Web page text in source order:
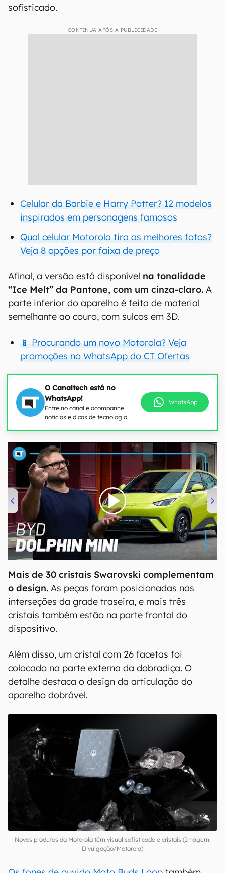
sofisticado.
CONTINUA APÓS A PUBLICIDADE
Celular da Barbie e Harry Potter? 12 modelos
inspirados em personagens famosos
Qual celular Motorola tira as melhores fotos?
Veja 8 opções por faixa de preço
Afinal, a versão está disponível na tonalidade
“Ice Melt” da Pantone, com um cinza-claro. A
parte inferior do aparelho é feita de material
semelhante ao couro, com sulcos em 3D.
📱 Procurando um novo Motorola? Veja
promoções no WhatsApp do CT Ofertas
O Canaltech está no
WhatsApp!
Entre no canal e acompanhe
notícias e dicas de tecnologia
WhatsApp
00:00/04:07
Mais de 30 cristais Swarovski complementam
o design. As peças foram posicionadas nas
interseções da grade traseira, e mais três
cristais também estão na parte frontal do
dispositivo.
Além disso, um cristal com 26 facetas foi
colocado na parte externa da dobradiça. O
detalhe destaca o design da articulação do
aparelho dobrável.
Novos produtos da Motorola têm visual sofisticado e cristais (Imagem:
Divulgação/Motorola)